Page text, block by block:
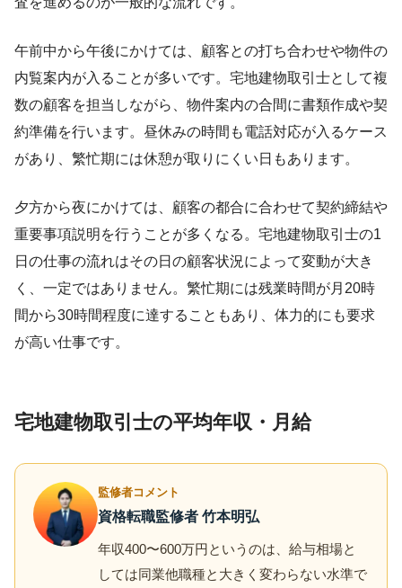
午前中から午後にかけては、顧客との打ち合わせや物件の
内覧案内が入ることが多いです。宅地建物取引士として複
数の顧客を担当しながら、物件案内の合間に書類作成や契
約準備を行います。昼休みの時間も電話対応が入るケース
があり、繁忙期には休憩が取りにくい日もあります。
夕方から夜にかけては、顧客の都合に合わせて契約締結や
重要事項説明を行うことが多くなる。宅地建物取引士の1
日の仕事の流れはその日の顧客状況によって変動が大き
く、一定ではありません。繁忙期には残業時間が月20時
間から30時間程度に達することもあり、体力的にも要求
が高い仕事です。
宅地建物取引士の平均年収・月給
監修者コメント
資格転職監修者 竹本明弘
年収400〜600万円というのは、給与相場と
しては同業他職種と大きく変わらない水準で